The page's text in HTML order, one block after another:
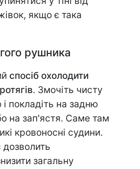
якщо є така
рушника
спосіб охолодити
. Змочіть чисту
покладіть на задню
на зап'ястя. Саме там
кровоносні судини.
загальну